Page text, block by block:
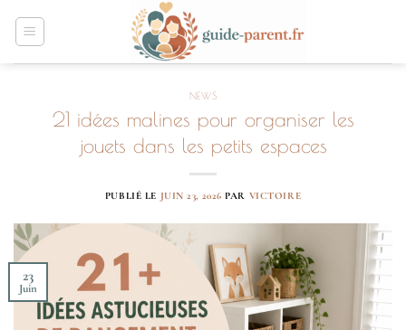
NEWS
21 idées malines pour organiser les
jouets dans les petits espaces
PUBLIÉ LE JUIN 23, 2026 PAR VICTOIRE
23
Juin